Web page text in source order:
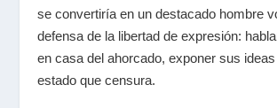
se convertiría en un destacado hombre
defensa de la libertad de expresión:
en casa del ahorcado, exponer sus
estado que censura.